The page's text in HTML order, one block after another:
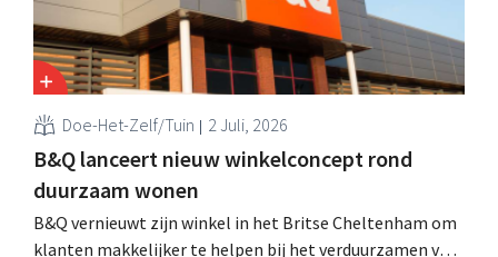
Doe-Het-Zelf/Tuin 2 Juli, 2026
B&Q lanceert nieuw winkelconcept rond
duurzaam wonen
B&Q vernieuwt zijn winkel in het Britse Cheltenham om
klanten makkelijker te helpen bij het verduurzamen van